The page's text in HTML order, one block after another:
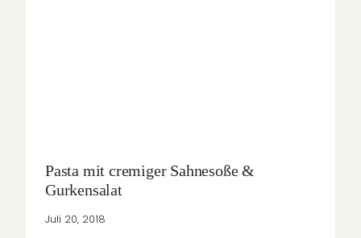
Pasta mit cremiger Sahnesoße &
Gurkensalat
Juli 20, 2018